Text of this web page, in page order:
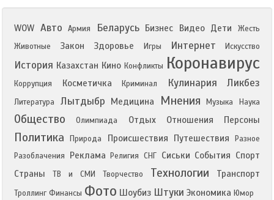
WOW Авто Армия Беларусь Бизнес Видео Дети
Жесть
Животные
Закон Здоровье Игры Интернет Искусство
История Казахстан Кино Конфликты Коронавирус
Коррупция Косметичка Криминал Кулинария Ликбез
Литература Лытдыбр Медицина Мнения Музыка Наука
Общество Олимпиада Отдых Отношения Персоны
Политика Природа Происшествия Путешествия
Разное
Разоблачения
Реклама Религия СНГ Сиськи События Спорт
Страны
ТВ и СМИ Творчество Технологии Транспорт
Троллинг Финансы Фото Шоубиз Штуки Экономика Юмор